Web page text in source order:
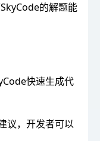
的解题能
快速生成代
议，开发者可以